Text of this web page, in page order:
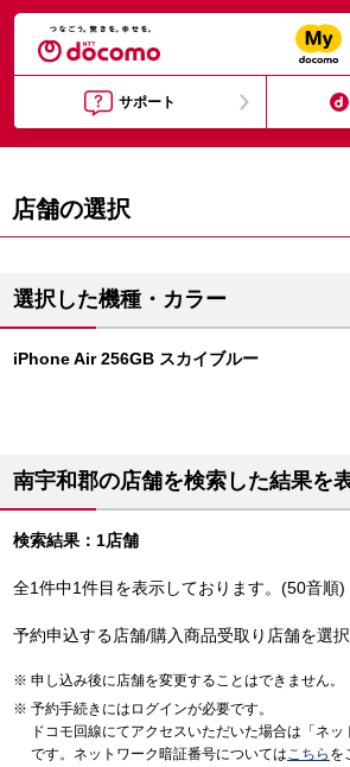
サポート
店舗の選択
選択した機種・カラー
iPhone Air 256GB スカイブルー
南宇和郡の店舗を検索した結果を
検索結果：1店舗
全1件中1件目を表示しております。(50音順)
予約申込する店舗/購入商品受取り店舗を選択
申し込み後に店舗を変更することはできません。
予約手続きにはログインが必要です。
ドコモ回線にてアクセスいただいた場合は「ネ
です。ネットワーク暗証番号についてはこちら を